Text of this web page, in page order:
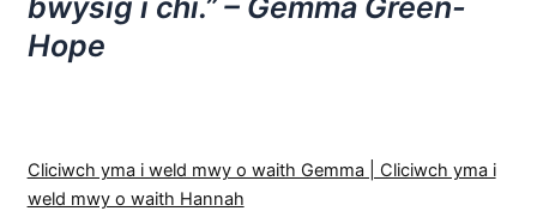
Hope
Cliciwch yma i weld mwy o waith Gemma | Cliciwch yma i
weld mwy o waith Hannah